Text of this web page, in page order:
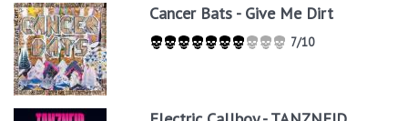
Cancer Bats - Give Me Dirt
7/10